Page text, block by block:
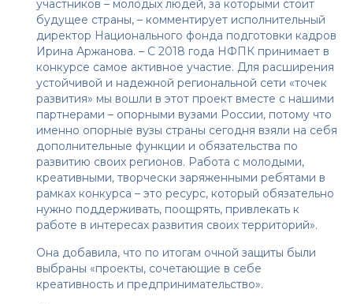
участников – молодых людей, за которыми стоит
будущее страны, – комментирует исполнительный
директор Национального фонда подготовки кадров
Ирина Аржанова. – С 2018 года НФПК принимает в
конкурсе самое активное участие.​ Для расширения
устойчивой и надежной региональной сети «точек
развития» мы вошли в этот проект вместе с нашими
партнерами – опорными вузами России, потому что
именно опорные вузы страны сегодня взяли на себя
дополнительные функции и обязательства по
развитию своих регионов. Работа с молодыми,
креативными, творчески заряженными ребятами в
рамках конкурса – это ресурс, который обязательно
нужно поддерживать, поощрять, привлекать к
работе в интересах развития своих территорий».
Она добавила, что по итогам очной защиты были
выбраны «проекты, сочетающие в себе
креативность и предпринимательство».